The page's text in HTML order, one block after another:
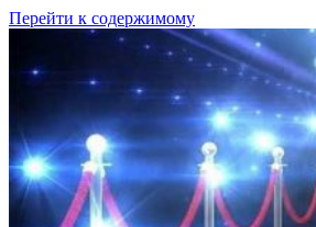
Перейти к содержимому